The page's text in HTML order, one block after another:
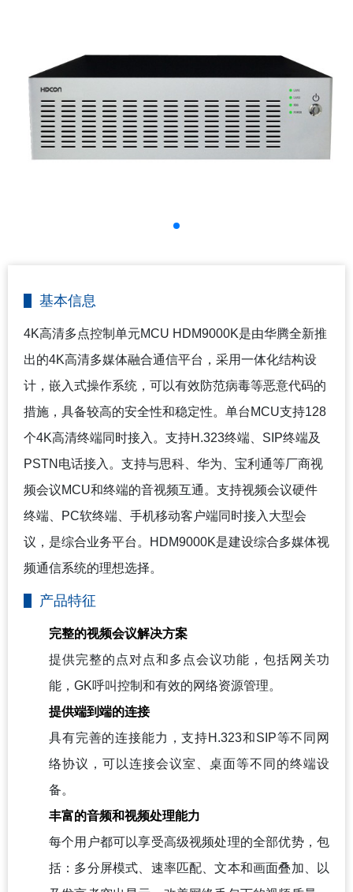
基本信息
4K高清多点控制单元MCU HDM9000K是由华腾全新推
出的4K高清多媒体融合通信平台，采用一体化结构设
计，嵌入式操作系统，可以有效防范病毒等恶意代码的
措施，具备较高的安全性和稳定性。单台MCU支持128
个4K高清终端同时接入。支持H.323终端、SIP终端及
PSTN电话接入。支持与思科、华为、宝利通等厂商视
频会议MCU和终端的音视频互通。支持视频会议硬件
终端、PC软终端、手机移动客户端同时接入大型会
议，是综合业务平台。
HDM9000K是建设综合多媒体视
频通信系统的理想选择。
产品特征
完整的视频会议解决方案
提供完整的点对点和多点会议功能，包括网关功
能，GK呼叫控制和有效的网络资源管理。
提供端到端的连接
具有完善的连接能力，支持H.323和SIP等不同网
络协议，可以连接会议室、桌面等不同的终端设
备。
丰富的音频和视频处理能力
每个用户都可以享受高级视频处理的全部优势，包
括：多分屏模式、速率匹配、文本和画面叠加、以